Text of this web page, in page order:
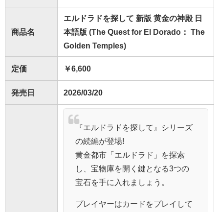
商品名
エルドラドを探して 新版 黄金の神殿 日
本語版 (The Quest for El Dorado： The
Golden Temples)
定価 ￥6,600
発売日 2026/03/20
『エルドラドを探して』シリーズ
の続編が登場!
黄金都市「エルドラド」を探索
し、宝物庫を開く鍵となる3つの
宝石を手に入れましょう。
プレイヤーはカードをプレイして